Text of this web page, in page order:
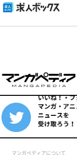
マンガペディアについて